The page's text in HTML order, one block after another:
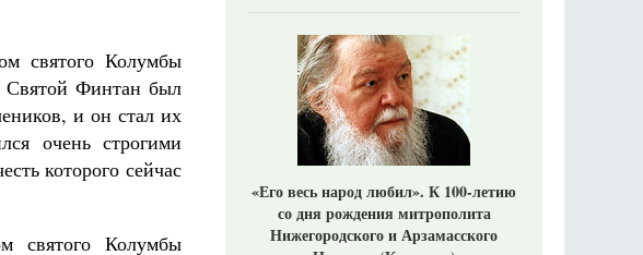
святого Колумбы
Святой Финтан был
и он стал их
очень строгими
которого сейчас
святого Колумбы
«Его весь народ любил». К 100-летию
со дня рождения митрополита
Нижегородского и Арзамасского